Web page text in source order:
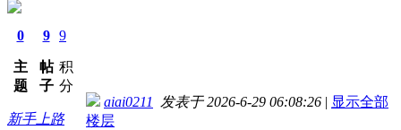
0
主
题
9
帖
子
9
积
分
新手上路
aiai0211 发表于 2026-6-29 06:08:26 | 显示全部
楼层